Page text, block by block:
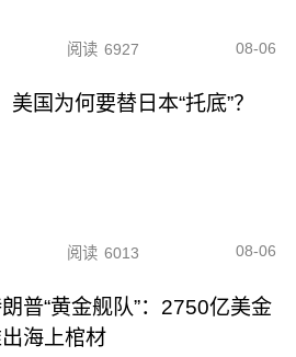
阅读 6927 08-06
国为何要替日本“托底”？
阅读 6013 08-06
普“黄金舰队”：2750亿美金
海上棺材